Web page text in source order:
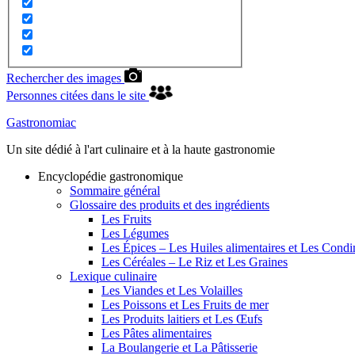
Rechercher des images
Personnes citées dans le site
Gastronomiac
Un site dédié à l'art culinaire et à la haute gastronomie
Encyclopédie gastronomique
Sommaire général
Glossaire des produits et des ingrédients
Les Fruits
Les Légumes
Les Épices – Les Huiles alimentaires et Les
Les Céréales – Le Riz et Les Graines
Lexique culinaire
Les Viandes et Les Volailles
Les Poissons et Les Fruits de mer
Les Produits laitiers et Les Œufs
Les Pâtes alimentaires
La Boulangerie et La Pâtisserie